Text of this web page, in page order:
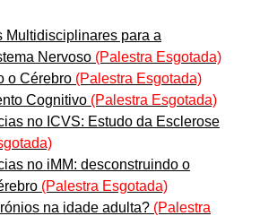
Multidisciplinares para a
Nervoso (Palestra Esgotada)
o Cérebro (Palestra Esgotada)
Cognitivo (Palestra Esgotada)
no ICVS: Estudo da Esclerose
no iMM: desconstruindo o
(Palestra Esgotada)
na idade adulta? (Palestra